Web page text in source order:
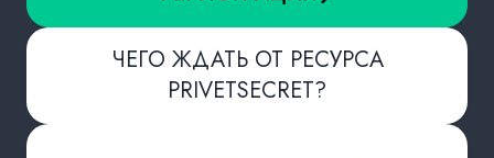
ЧЕГО ЖДАТЬ ОТ РЕСУРСА
PRIVETSECRET?